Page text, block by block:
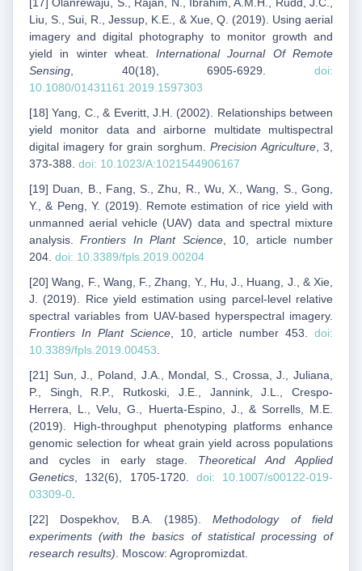
Liu, S., Sui, R., Jessup, K.E., & Xue, Q. (2019). Using aerial
imagery and digital photography to monitor growth and
yield in winter wheat.International Journal Of Remote
Sensing , 40(18), 6905-6929. doi:
10.1080/01431161.2019.1597303
[18] Yang, C., & Everitt, J.H. (2002). Relationships between
yield monitor data and airborne multidate multispectral
digital imagery for grain sorghum.Precision Agriculture, 3,
373-388. doi: 10.1023/A:1021544906167
[19] Duan, B., Fang, S., Zhu, R., Wu, X., Wang, S., Gong,
Y., & Peng, Y. (2019). Remote estimation of rice yield with
unmanned aerial vehicle (UAV) data and spectral mixture
analysis.Frontiers In Plant Science, 10, article number
204. doi: 10.3389/fpls.2019.00204
[20] Wang, F., Wang, F., Zhang, Y., Hu, J., Huang, J., & Xie,
J. (2019). Rice yield estimation using parcel-level relative
spectral variables from UAV-based hyperspectral imagery.
Frontiers In Plant Science, 10, article number 453. doi:
10.3389/fpls.2019.00453
[21] Sun, J., Poland, J.A., Mondal, S., Crossa, J., Juliana,
P., Singh, R.P., Rutkoski, J.E., Jannink, J.L., Crespo-
Herrera, L., Velu, G., Huerta-Espino, J., & Sorrells, M.E.
(2019). High-throughput phenotyping platforms enhance
genomic selection for wheat grain yield across populations
and cycles in early stage. Theoretical And Applied
Genetics , 132(6), 1705-1720. doi: 10.1007/s00122-019-
03309-0
[22] Dospekhov, B.A. (1985).Methodology of field
experiments (with the basics of statistical processing of
research results) . Moscow: Agropromizdat.